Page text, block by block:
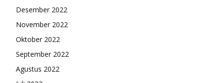
Desember 2022
November 2022
Oktober 2022
September 2022
Agustus 2022